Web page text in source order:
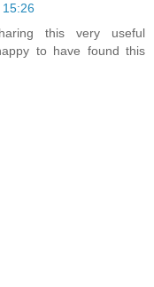
this very useful
to have found this